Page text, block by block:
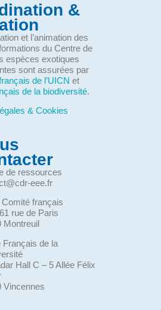
&
et l’animation des
du Centre de
espèces exotiques
sont assurées par
de l’UICN et
de la biodiversité.
& Cookies
de ressources
eee.fr
français
rue de Paris
Montreuil
Français de la
Hall C – 5 Allée Félix
Vincennes